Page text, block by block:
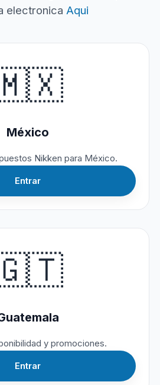
electronica Aqui
México
Nikken para México.
Entrar
y promociones.
Entrar